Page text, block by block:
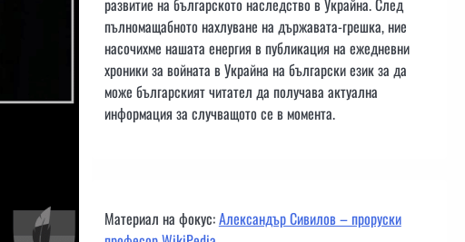
развитие на българското наследство в Украйна. След
пълномащабното нахлуване на държавата-грешка, ние
насочихме нашата енергия в публикация на ежедневни
хроники за войната в Украйна на български език за да
може българският читател да получава актуална
информация за случващото се в момента.
Материал на фокус:Александър Сивилов – проруски